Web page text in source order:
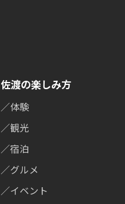
佐渡の楽しみ方
／体験
／観光
／宿泊
／グルメ
／イベント